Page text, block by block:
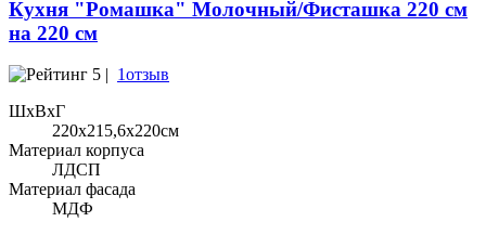
Кухня "Ромашка" Молочный/Фисташка 220 см
на 220 см
5 | 1отзыв
ШхВхГ
220x215,6х220см
Материал корпуса
ЛДСП
Материал фасада
МДФ